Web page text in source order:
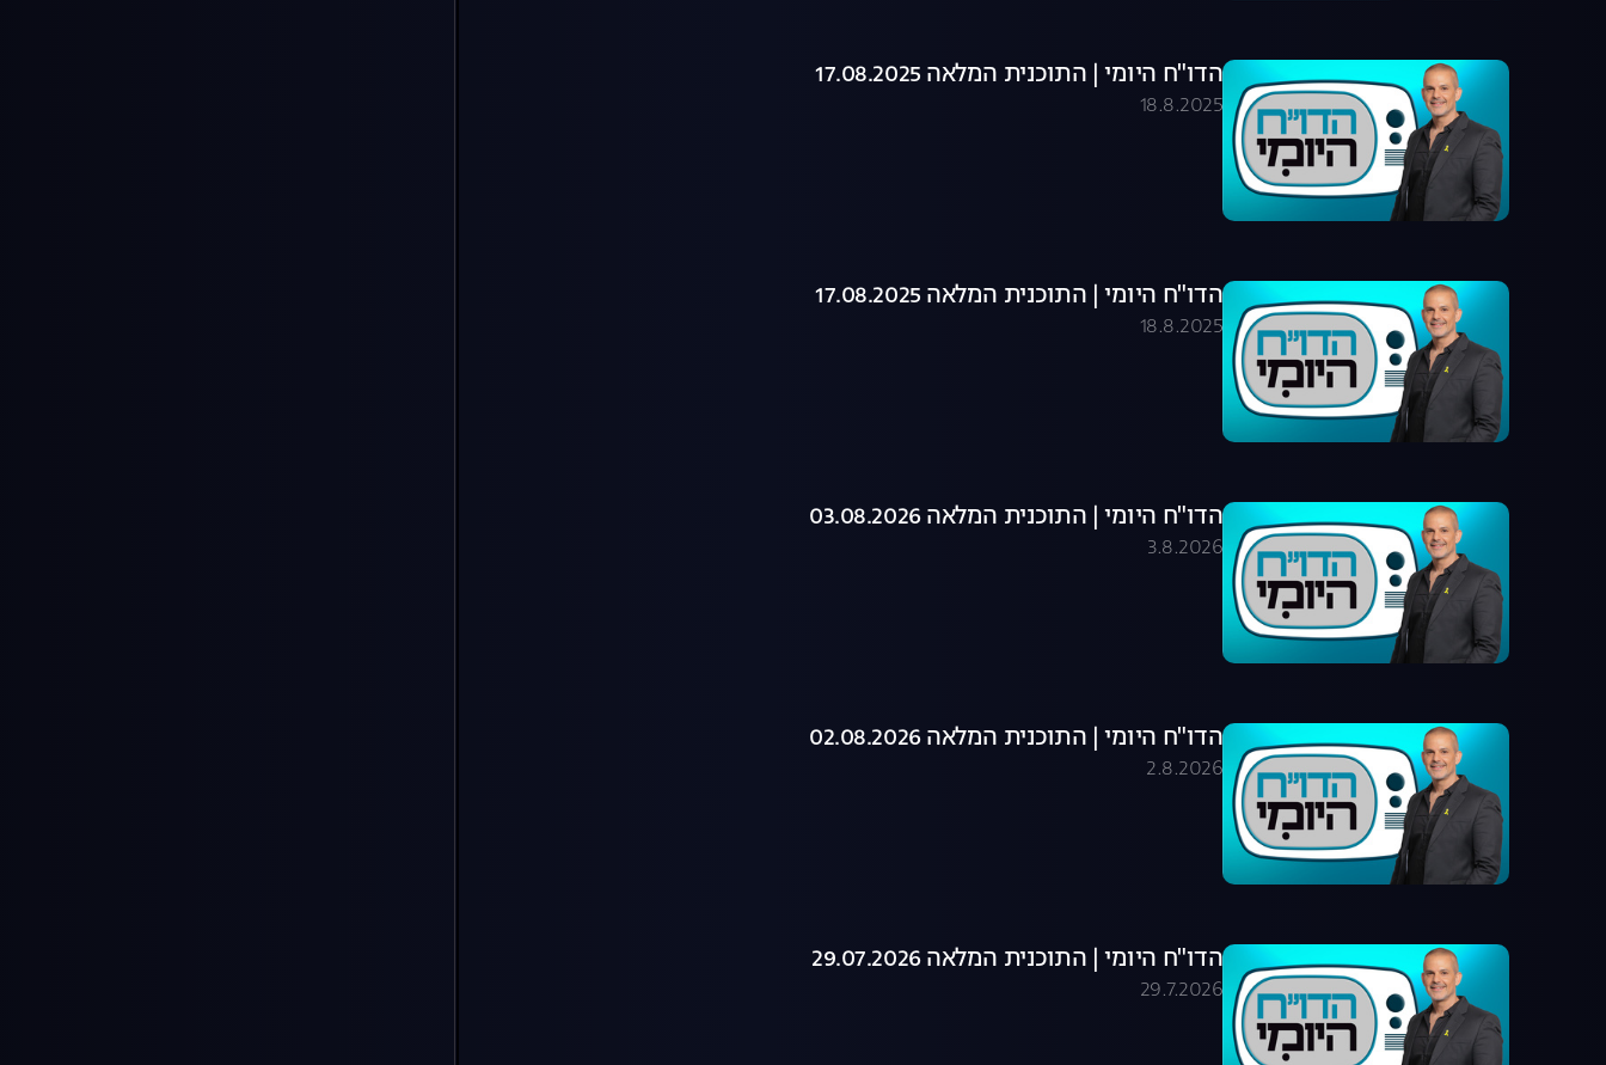
הדו"ח היומי | התוכנית המלאה 17.08.2025
18.8.2025
הדו"ח היומי | התוכנית המלאה 17.08.2025
18.8.2025
הדו"ח היומי | התוכנית המלאה 03.08.2026
3.8.2026
הדו"ח היומי | התוכנית המלאה 02.08.2026
2.8.2026
הדו"ח היומי | התוכנית המלאה 29.07.2026
29.7.2026